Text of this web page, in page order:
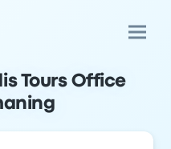
Tours Office